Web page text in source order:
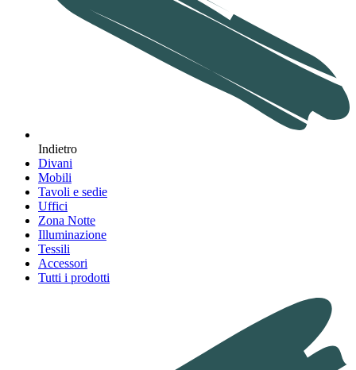
Indietro
Divani
Mobili
Tavoli e sedie
Uffici
Zona Notte
Illuminazione
Tessili
Accessori
Tutti i prodotti